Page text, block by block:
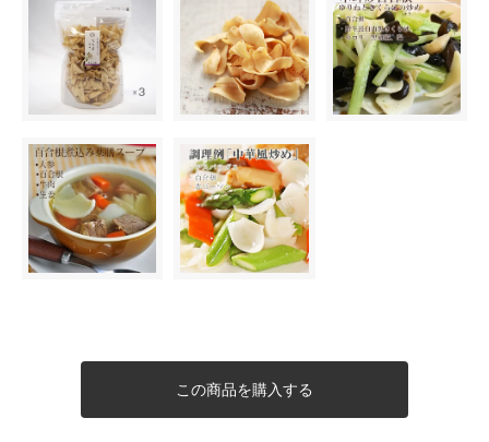
この商品を購入する